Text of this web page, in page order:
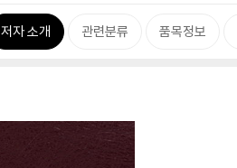
저자 소개 관련분류 품목정보